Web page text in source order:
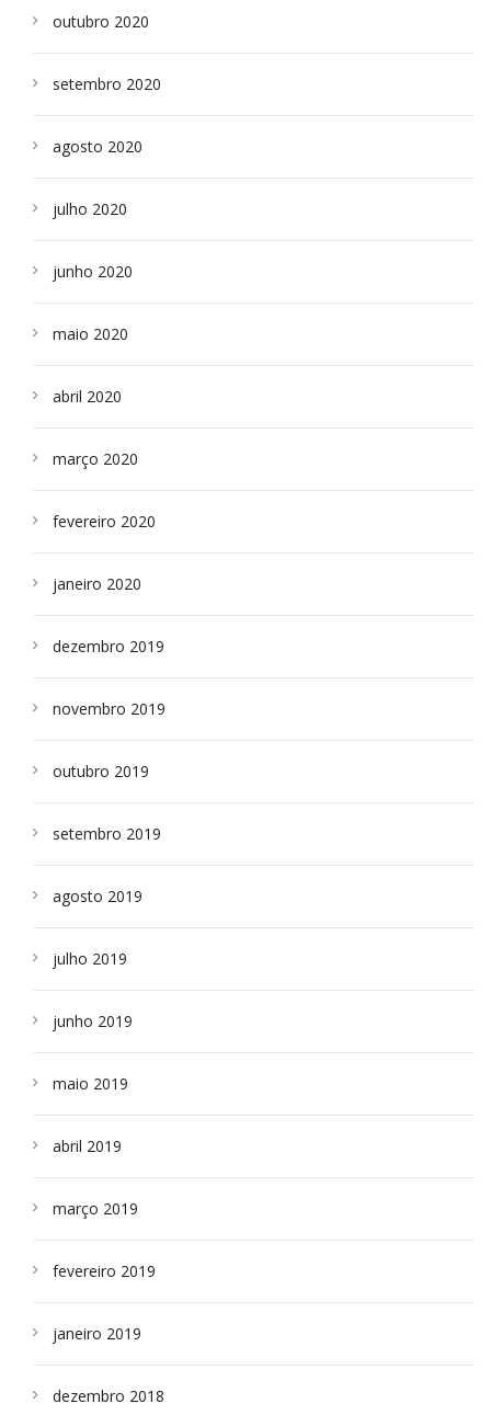
outubro 2020
setembro 2020
agosto 2020
julho 2020
junho 2020
maio 2020
abril 2020
março 2020
fevereiro 2020
janeiro 2020
dezembro 2019
novembro 2019
outubro 2019
setembro 2019
agosto 2019
julho 2019
junho 2019
maio 2019
abril 2019
março 2019
fevereiro 2019
janeiro 2019
dezembro 2018